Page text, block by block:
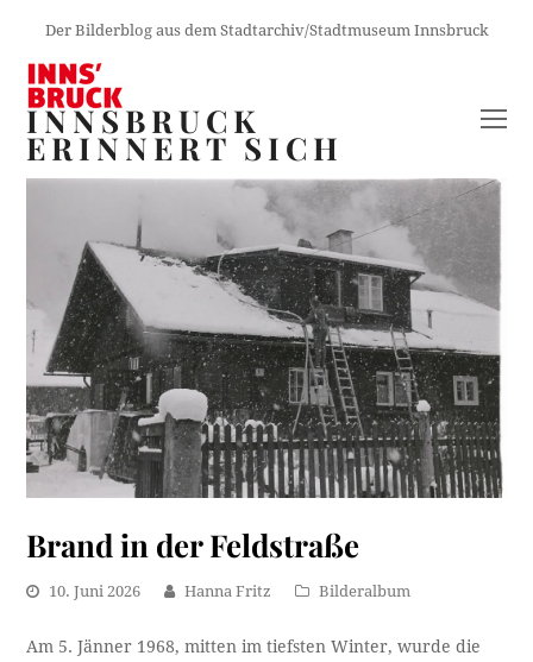
Der Bilderblog aus dem Stadtarchiv/Stadtmuseum Innsbruck
INNSBRUCK
ERINNERT SICH
Brand in der Feldstraße
10. Juni 2026 Hanna Fritz Bilderalbum
Am 5. Jänner 1968, mitten im tiefsten Winter, wurde die